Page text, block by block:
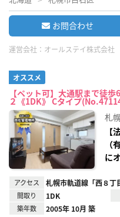
お問合わせ
運営会社： オールステイ株式会社
オススメ
【ペット可】大通駅まで徒
２《1DK》 Cタイプ
札
に
アクセス 札幌市軌道線「西８丁
間取り 1DK
築年数 2005年 10月 築